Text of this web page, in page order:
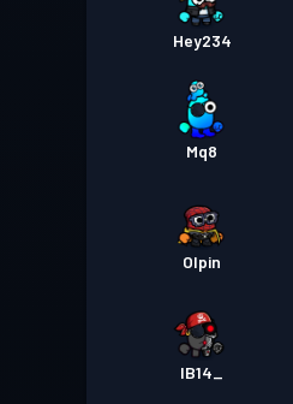
Hey234
Mq8
Olpin
IB14_